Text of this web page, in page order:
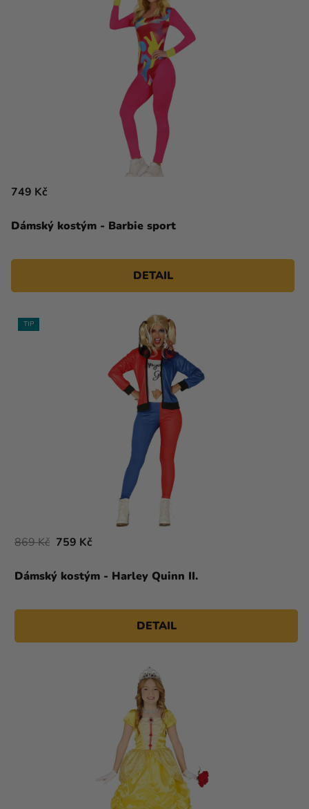
Dámský kostým - Barbie sport
749 Kč
DETAIL
TIP
Dámský kostým - Harley Quinn II.
869 Kč 759 Kč
DETAIL